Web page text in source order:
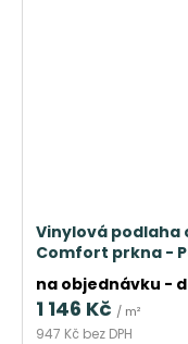
Vinylová podlaha
Comfort prkna -
na objednávku -
947 Kč bez DPH
1 146 Kč / m²